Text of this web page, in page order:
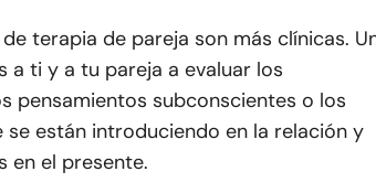
terapia de pareja son más clínicas.
a ti y a tu pareja a evaluar los
pensamientos subconscientes o los
están introduciendo en la relación y
en el presente.